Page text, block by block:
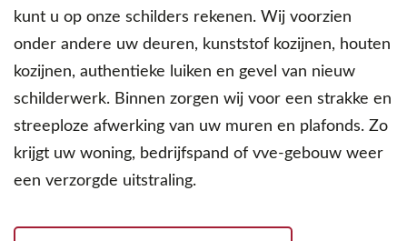
kunt u op onze schilders rekenen. Wij voorzien
onder andere uw deuren, kunststof kozijnen, houten
kozijnen, authentieke luiken en gevel van nieuw
schilderwerk. Binnen zorgen wij voor een strakke en
streeploze afwerking van uw muren en plafonds. Zo
krijgt uw woning, bedrijfspand of vve-gebouw weer
een verzorgde uitstraling.